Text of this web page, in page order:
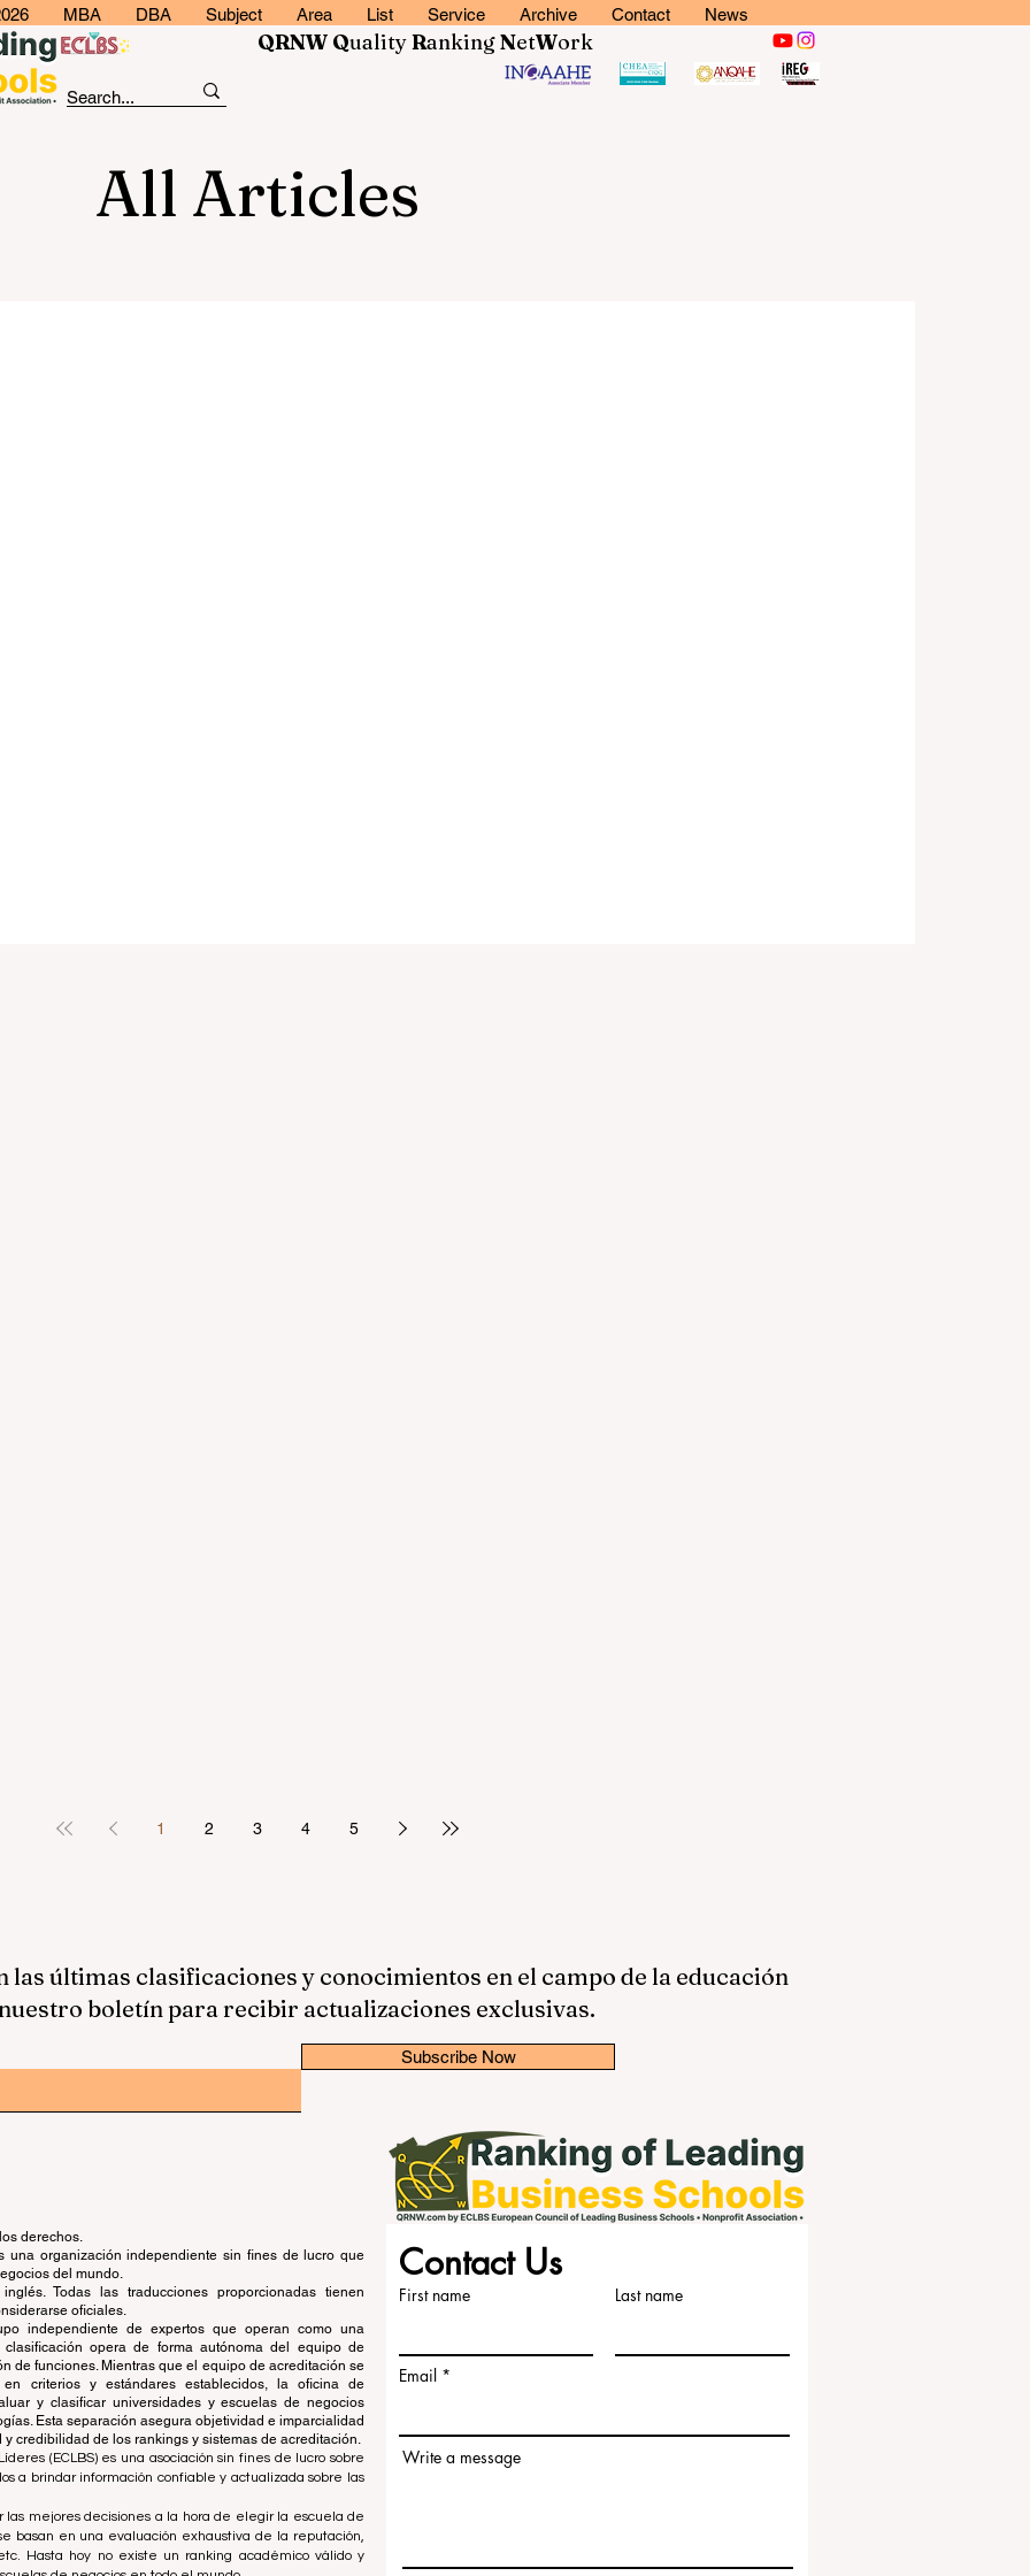
MBA DBA Subject Area List Service Archive Contact News
QRNW QualityRankingNetWork
All Articles
1 2 3 4 5
últimas clasificaciones y conocimientos en el campo de la educación
boletín para recibir actualizaciones exclusivas.
Subscribe Now
derechos.
una organización independiente sin fines de lucro que
del mundo.
Todas las traducciones proporcionadas tienen
oficiales.
independiente de expertos que operan como una
opera de forma autónoma del equipo de
de funciones. Mientras que el equipo de acreditación se
criterios y estándares establecidos, la oficina de
y clasificar universidades y escuelas de negocios
Esta separación asegura objetividad e imparcialidad
credibilidad de los rankings y sistemas de acreditación.
(ECLBS) es una asociación sin fines de lucro sobre
a brindar información confiable y actualizada sobre las
las mejores decisiones a la hora de elegir la escuela de
basan en una evaluación exhaustiva de la reputación,
Hasta hoy no existe un ranking académico válido y
Contact Us
First name Last name
Email
Write a message